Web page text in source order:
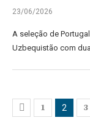
23/06/2026
A seleção de
Uzbequistão com
1 2 3